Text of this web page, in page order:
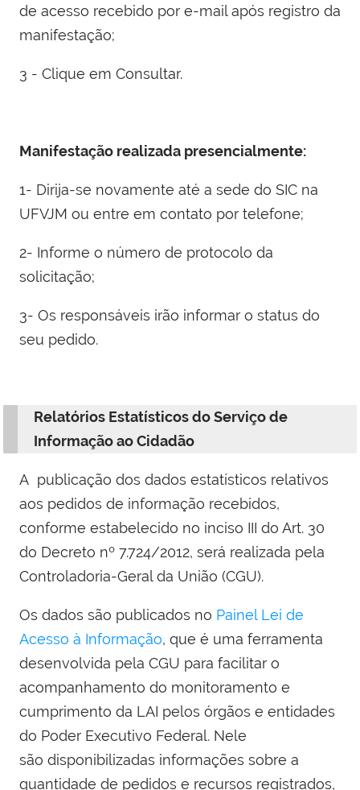
de acesso recebido por e-mail após registro da
manifestação;
3 - Clique em Consultar.
Manifestação realizada presencialmente:
1- Dirija-se novamente até a sede do SIC na
UFVJM ou entre em contato por telefone;
2- Informe o número de protocolo da
solicitação;
3- Os responsáveis irão informar o status do
seu pedido.
Relatórios Estatísticos do Serviço de
Informação ao Cidadão
A publicação dos dados estatísticos relativos
aos pedidos de informação recebidos,
conforme estabelecido no inciso III do Art. 30
do Decreto nº 7.724/2012, será realizada pela
Controladoria-Geral da União (CGU).
Os dados são publicados no Painel Lei de
Acesso à Informação, que é uma ferramenta
desenvolvida pela CGU para facilitar o
acompanhamento do monitoramento e
cumprimento da LAI pelos órgãos e entidades
do Poder Executivo Federal. Nele
são disponibilizadas informações sobre a
quantidade de pedidos e recursos registrados,